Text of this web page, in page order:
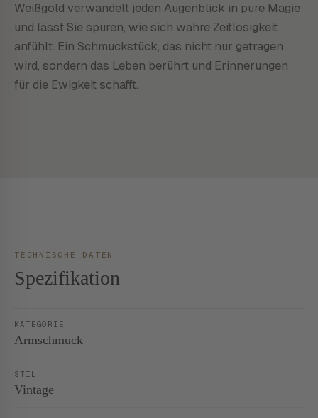
Weißgold verwandelt jeden Augenblick in pure Magie
und lässt Sie spüren, wie sich wahre Zeitlosigkeit
anfühlt. Ein Schmuckstück, das nicht nur getragen
wird, sondern das Leben berührt und Erinnerungen
für die Ewigkeit schafft.
TECHNISCHE DATEN
Spezifikation
KATEGORIE
Armschmuck
STIL
Vintage